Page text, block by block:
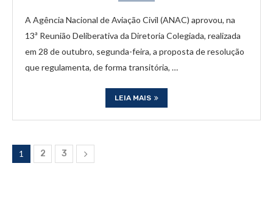
A Agência Nacional de Aviação Civil (ANAC) aprovou, na
13ª Reunião Deliberativa da Diretoria Colegiada, realizada
em 28 de outubro, segunda-feira, a proposta de resolução
que regulamenta, de forma transitória, …
LEIA MAIS
1 2 3